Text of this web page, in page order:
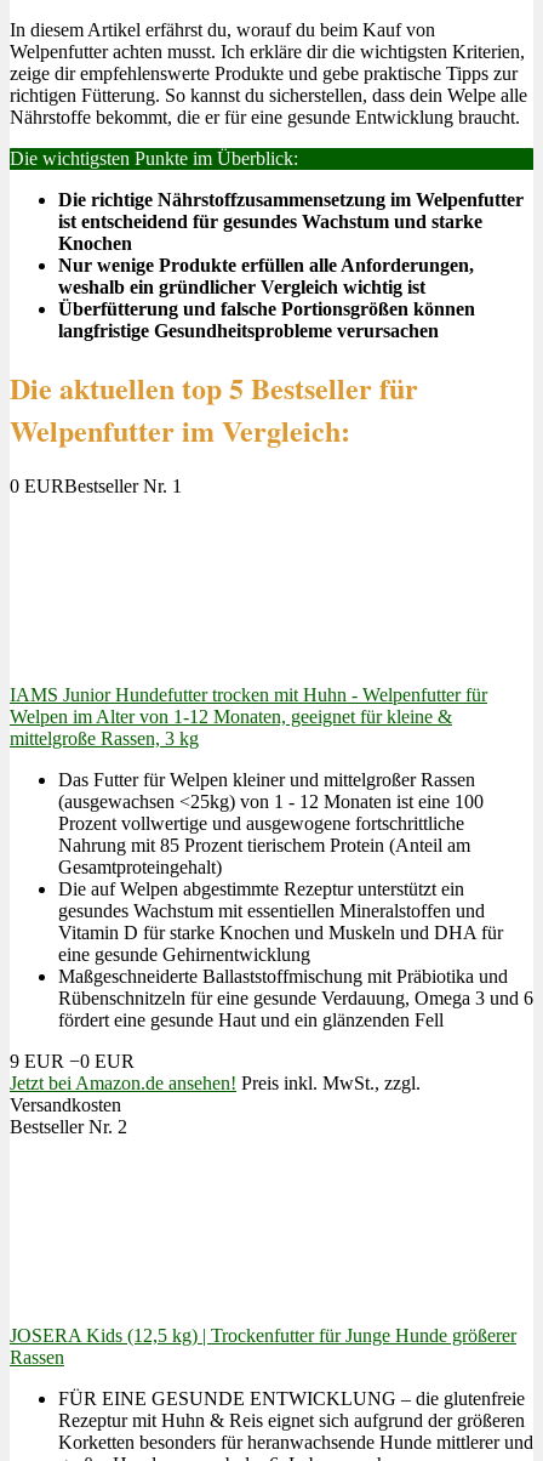
In diesem Artikel erfährst du, worauf du beim Kauf von
Welpenfutter achten musst. Ich erkläre dir die wichtigsten Kriterien,
zeige dir empfehlenswerte Produkte und gebe praktische Tipps zur
richtigen Fütterung. So kannst du sicherstellen, dass dein Welpe alle
Nährstoffe bekommt, die er für eine gesunde Entwicklung braucht.
Die wichtigsten Punkte im Überblick:
Die richtige Nährstoffzusammensetzung im Welpenfutter
ist entscheidend für gesundes Wachstum und starke
Knochen
Nur wenige Produkte erfüllen alle Anforderungen,
weshalb ein gründlicher Vergleich wichtig ist
Überfütterung und falsche Portionsgrößen können
langfristige Gesundheitsprobleme verursachen
Die aktuellen top 5 Bestseller für
Welpenfutter im Vergleich:
0 EURBestseller Nr. 1
IAMS Junior Hundefutter trocken mit Huhn - Welpenfutter für
Welpen im Alter von 1-12 Monaten, geeignet für kleine &
mittelgroße Rassen, 3 kg
Das Futter für Welpen kleiner und mittelgroßer Rassen
(ausgewachsen <25kg) von 1 - 12 Monaten ist eine 100
Prozent vollwertige und ausgewogene fortschrittliche
Nahrung mit 85 Prozent tierischem Protein (Anteil am
Gesamtproteingehalt)
Die auf Welpen abgestimmte Rezeptur unterstützt ein
gesundes Wachstum mit essentiellen Mineralstoffen und
Vitamin D für starke Knochen und Muskeln und DHA für
eine gesunde Gehirnentwicklung
Maßgeschneiderte Ballaststoffmischung mit Präbiotika und
Rübenschnitzeln für eine gesunde Verdauung, Omega 3 und 6
fördert eine gesunde Haut und ein glänzenden Fell
9 EUR −0 EUR
Jetzt bei Amazon.de ansehen! Preis inkl. MwSt., zzgl.
Versandkosten
Bestseller Nr. 2
JOSERA Kids (12,5 kg) | Trockenfutter für Junge Hunde größerer
Rassen
FÜR EINE GESUNDE ENTWICKLUNG – die glutenfreie
Rezeptur mit Huhn & Reis eignet sich aufgrund der größeren
Korketten besonders für heranwachsende Hunde mittlerer und